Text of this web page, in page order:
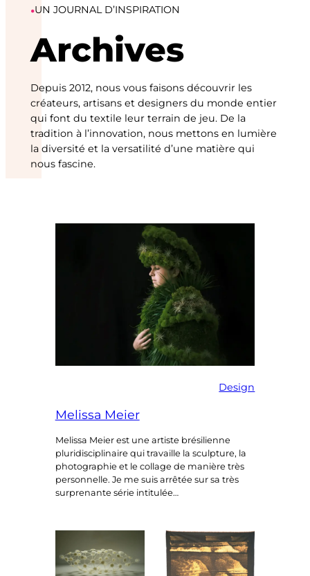
•UN JOURNAL D’INSPIRATION
Archives
Depuis 2012, nous vous faisons découvrir les
créateurs, artisans et designers du monde entier
qui font du textile leur terrain de jeu. De la
tradition à l’innovation, nous mettons en lumière
la diversité et la versatilité d’une matière qui
nous fascine.
Design
Melissa Meier
Melissa Meier est une artiste brésilienne
pluridisciplinaire qui travaille la sculpture, la
photographie et le collage de manière très
personnelle. Je me suis arrêtée sur sa très
surprenante série intitulée…